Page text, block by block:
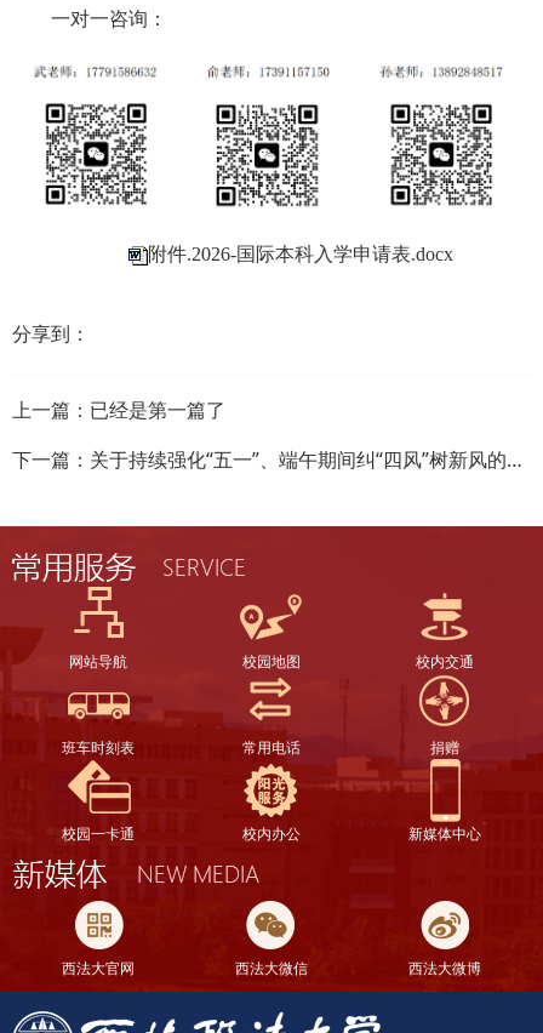
一对一咨询：
附件.2026-国际本科入学申请表.docx
分享到：
上一篇：已经是第一篇了
下一篇： 关于持续强化“五一”、端午期间纠“四风”树新风的工作提示
网站导航 校园地图 校内交通
班车时刻表 常用电话 捐赠
校园一卡通 校内办公 新媒体中心
西法大官网 西法大微信 西法大微博